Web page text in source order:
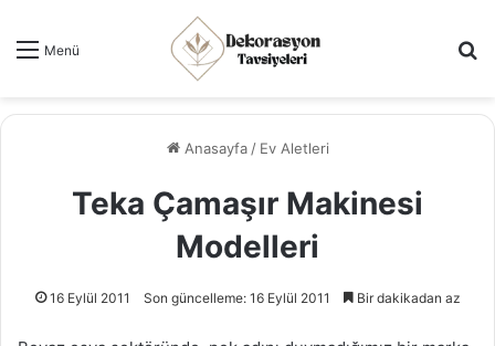
Menü
Anasayfa / Ev Aletleri
Teka Çamaşır Makinesi
Modelleri
16 Eylül 2011 Son güncelleme: 16 Eylül 2011 Bir dakikadan az